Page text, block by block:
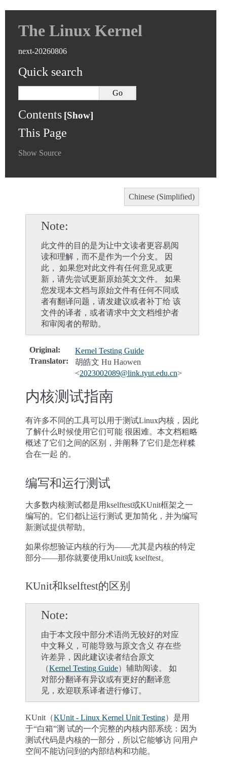
The Linux Kernel
next-20260806
Quick search
Contents
This Page
Show Source
Chinese (Simplified)
Note
此文件的目的是为让中文读者更容易阅
读和理解，而不是作为一个分支。 因
此， 如果您对此文件有任何意见或更
新，请先尝试更新原始英文文件。 如果
您发现本文档与原始文件有任何不同或
者有翻译问题，请发建议或者补丁给 该
文件的译者，或者请求中文文档维护者
和审阅者的帮助。
Original:
Kernel Testing Guide
Translator:
胡皓文 Hu Haowen
<2023002089@link.tyut.edu.cn>
内核测试指南
有许多不同的工具可以用于测试Linux内核，因此
了解什么时候使用它们可能 很困难。本文档粗略
概述了它们之间的区别，并阐释了它们是怎样糅
合在一起 的。
编写和运行测试
大多数内核测试都是用kselftest或KUnit框架之一
编写的。它们都让运行测试 更加简化，并为编写
新测试提供帮助。
如果你想验证内核的行为——尤其是内核的特定
部分——那你就要使用kUnit或 kselftest。
KUnit和kselftest的区别
Note
由于本文段中部分术语尚无较好的对应
中文释义，可能导致与原文含义 存在些
许差异，因此建议读者结合原文
（Kernel Testing Guide）辅助阅读。 如
对部分翻译有异议或有更好的翻译意
见，欢迎联系译者进行修订。
KUnit（KUnit - Linux Kernel Unit Testing）是用
于“白箱”测 试的一个完整的内核内部系统：因为
测试代码是内核的一部分，所以它能够访 问用户
空间不能访问到的内部结构和功能。